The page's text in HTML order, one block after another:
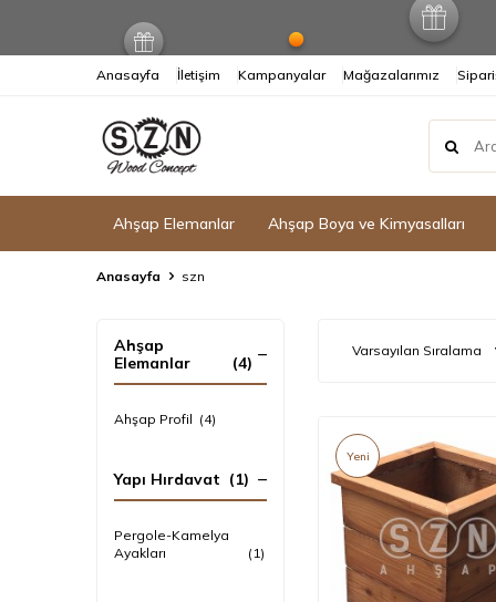
Anasayfa İletişim Kampanyalar Mağazalarımız
Ahşap Elemanlar Ahşap Boya ve Kimyasalları
Anasayfa szn
Ahşap
Elemanlar
(4)
Ahşap Profil (4)
Yapı Hırdavat (1)
Pergole-Kamelya
Ayakları
(1)
Yeni